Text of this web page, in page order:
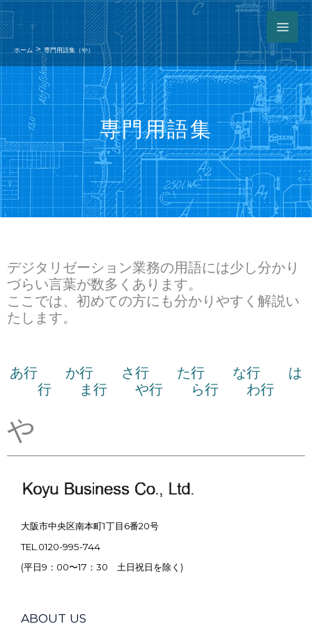
ホーム 専門用語集（や）
専門用語集
デジタリゼーション業務の用語には少し分かり
づらい言葉が数多くあります。
ここでは、初めての方にも分かりやすく解説い
たします。
あ行 か行 さ行 た行 な行 は
行
ま行 や行 ら行 わ行
や
大阪市中央区南本町1丁目6番20号
TEL.0120-995-744
(平日9：00〜17：30 土日祝日を除く)
ABOUT US